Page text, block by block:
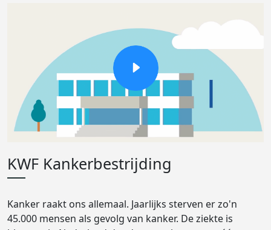
KWF Kankerbestrijding
Kanker raakt ons allemaal. Jaarlijks sterven er zo'n
45.000 mensen als gevolg van kanker. De ziekte is